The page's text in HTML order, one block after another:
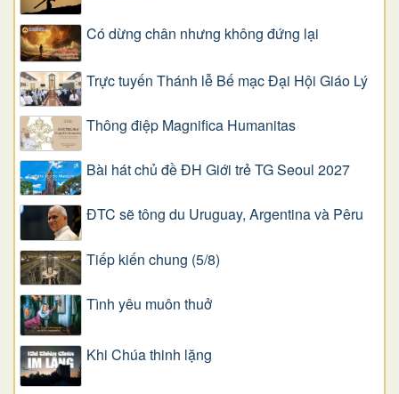
Có dừng chân nhưng không đứng lại
Trực tuyến Thánh lễ Bế mạc Đại Hội Giáo Lý
Thông điệp Magnifica Humanitas
Bài hát chủ đề ĐH Giới trẻ TG Seoul 2027
ĐTC sẽ tông du Uruguay, Argentina và Pêru
Tiếp kiến chung (5/8)
Tình yêu muôn thuở
Khi Chúa thinh lặng